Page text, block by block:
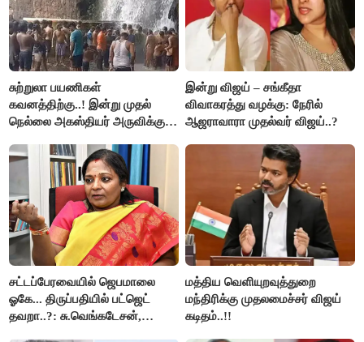
சுற்றுலா பயணிகள்
கவனத்திற்கு..! இன்று முதல்
நெல்லை அகஸ்தியர் அருவிக்கு
இன்று விஜய் – சங்கீதா
விவாகரத்து வழக்கு: நேரில்
ஆஜராவாரா முதல்வர் விஜய்..?
சட்டப்பேரவையில் ஜெபமாலை
ஓகே... திருப்பதியில் பட்ஜெட்
தவறா..?: சு.வெங்கடேசன்,
மத்திய வெளியுறவுத்துறை
மந்திரிக்கு முதலமைச்சர் விஜய்
கடிதம்..!!